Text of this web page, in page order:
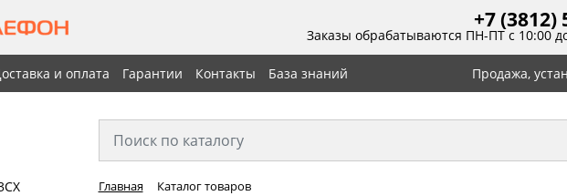
+7 (3812)
Заказы обрабатываются ПН-ПТ с 10:00
и оплата Гарантии Контакты База знаний Продажа,
Главная Каталог товаров